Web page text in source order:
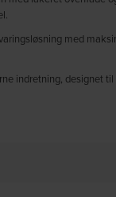
med
indretning, designet til